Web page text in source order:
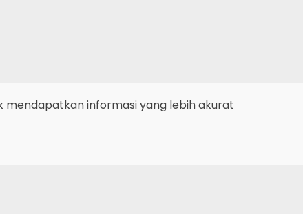
mendapatkan informasi yang lebih akurat